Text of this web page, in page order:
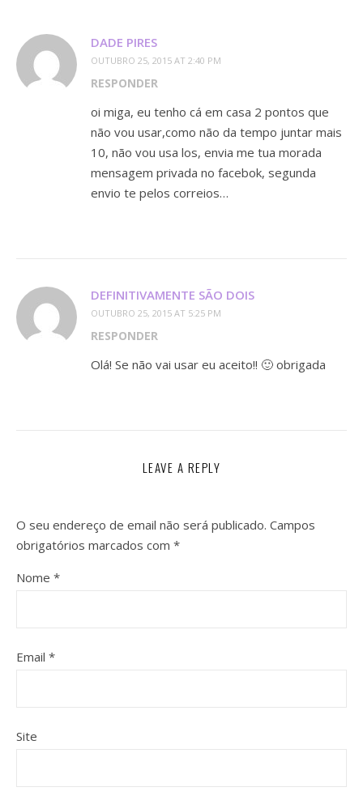
DADE PIRES
OUTUBRO 25, 2015 AT 2:40 PM
RESPONDER
oi miga, eu tenho cá em casa 2 pontos que
não vou usar,como não da tempo juntar mais
10, não vou usa los, envia me tua morada
mensagem privada no facebok, segunda
envio te pelos correios…
DEFINITIVAMENTE SÃO DOIS
OUTUBRO 25, 2015 AT 5:25 PM
RESPONDER
Olá! Se não vai usar eu aceito!! 🙂 obrigada
LEAVE A REPLY
O seu endereço de email não será publicado. Campos
obrigatórios marcados com *
Nome *
Email *
Site